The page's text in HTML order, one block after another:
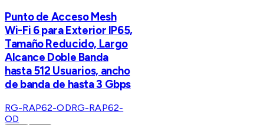
Punto de Acceso Mesh
Wi-Fi 6 para Exterior IP65,
Tamaño Reducido, Largo
Alcance Doble Banda
hasta 512 Usuarios, ancho
de banda de hasta 3 Gbps
RG-RAP62-ODRG-RAP62-
OD